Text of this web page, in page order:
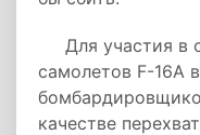
Для участия в
самолетов F-16A
качестве